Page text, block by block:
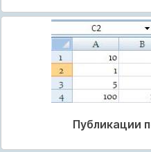
Публикации